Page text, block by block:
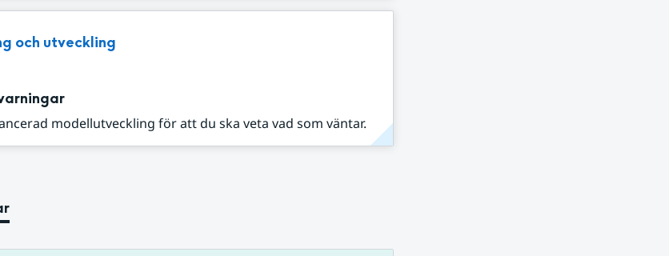
och utveckling
modellutveckling för att du ska veta vad som väntar.